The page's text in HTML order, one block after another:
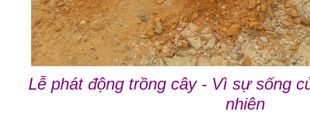
Lễ phát động trồng cây - Vì sự sống
nhiên